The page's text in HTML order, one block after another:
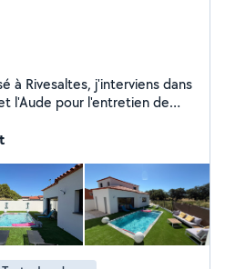
à Rivesaltes, j'interviens dans
l'Aude pour l'entretien de
nettoyage devis gratuit.